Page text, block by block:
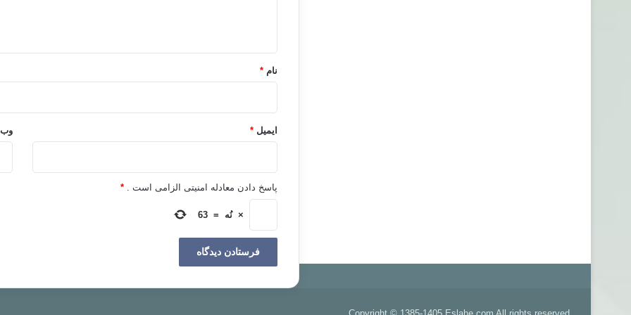
نام *
ایمیل *
پاسخ دادن معادله امنیتی الزامی است . *
× نُه =
63